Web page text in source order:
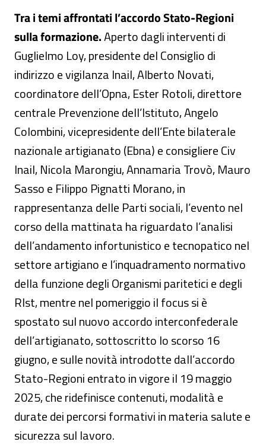
Tra i temi affrontati l’accordo Stato-Regioni
sulla formazione.Aperto dagli interventi di
Guglielmo Loy, presidente del Consiglio di
indirizzo e vigilanza Inail, Alberto Novati,
coordinatore dell’Opna, Ester Rotoli, direttore
centrale Prevenzione dell’Istituto, Angelo
Colombini, vicepresidente dell’Ente bilaterale
nazionale artigianato (Ebna) e consigliere Civ
Inail, Nicola Marongiu, Annamaria Trovò, Mauro
Sasso e Filippo Pignatti Morano, in
rappresentanza delle Parti sociali, l’evento nel
corso della mattinata ha riguardato l’analisi
dell’andamento infortunistico e tecnopatico nel
settore artigiano e l’inquadramento normativo
della funzione degli Organismi paritetici e degli
Rlst, mentre nel pomeriggio il focus si è
spostato sul nuovo accordo interconfederale
dell’artigianato, sottoscritto lo scorso 16
giugno, e sulle novità introdotte dall’accordo
Stato-Regioni entrato in vigore il 19 maggio
2025, che ridefinisce contenuti, modalità e
durate dei percorsi formativi in materia salute e
sicurezza sul lavoro.